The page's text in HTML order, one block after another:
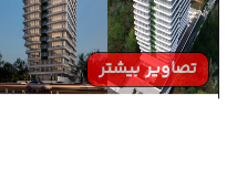
تصاویر بیشتر